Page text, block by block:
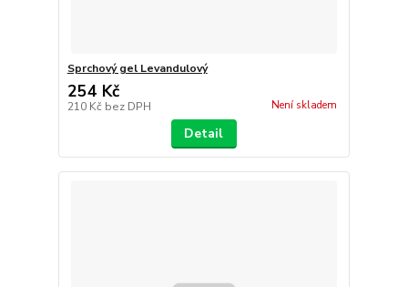
Sprchový gel Levandulový
254 Kč
210 Kč bez DPH Není skladem
Detail